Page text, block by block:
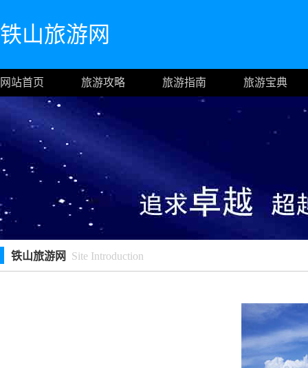
铁山旅游网
网站首页 旅游攻略 旅游指南 旅游宝典
铁山旅游网 Site Introduction